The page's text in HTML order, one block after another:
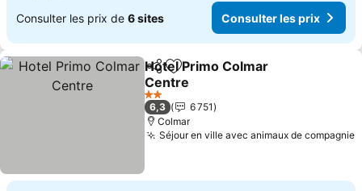
Consulter les prix de 6 sites Consulter les prix
PartagerAjouter à mes favoris
Hotel Primo Colmar
Centre
Consulter les prix
2 Étoiles
6,3
6 751
Colmar
Séjour en ville avec animaux de compagnie